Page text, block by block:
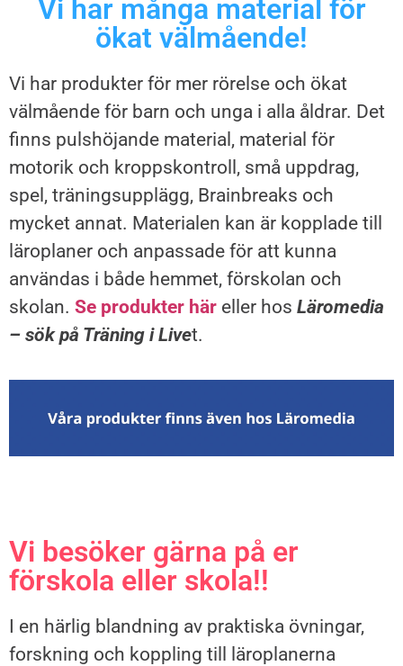
Vi har många material för
ökat välmående!
Vi har produkter för mer rörelse och ökat
välmående för barn och unga i alla åldrar. Det
finns pulshöjande material, material för
motorik och kroppskontroll, små uppdrag,
spel, träningsupplägg, Brainbreaks och
mycket annat. Materialen kan är kopplade till
läroplaner och anpassade för att kunna
användas i både hemmet, förskolan och
skolan. Se produkter här eller hos Läromedia
– sök på Träning i Livet.
Vi besöker gärna på er
förskola eller skola!!
I en härlig blandning av praktiska övningar,
forskning och koppling till läroplanerna